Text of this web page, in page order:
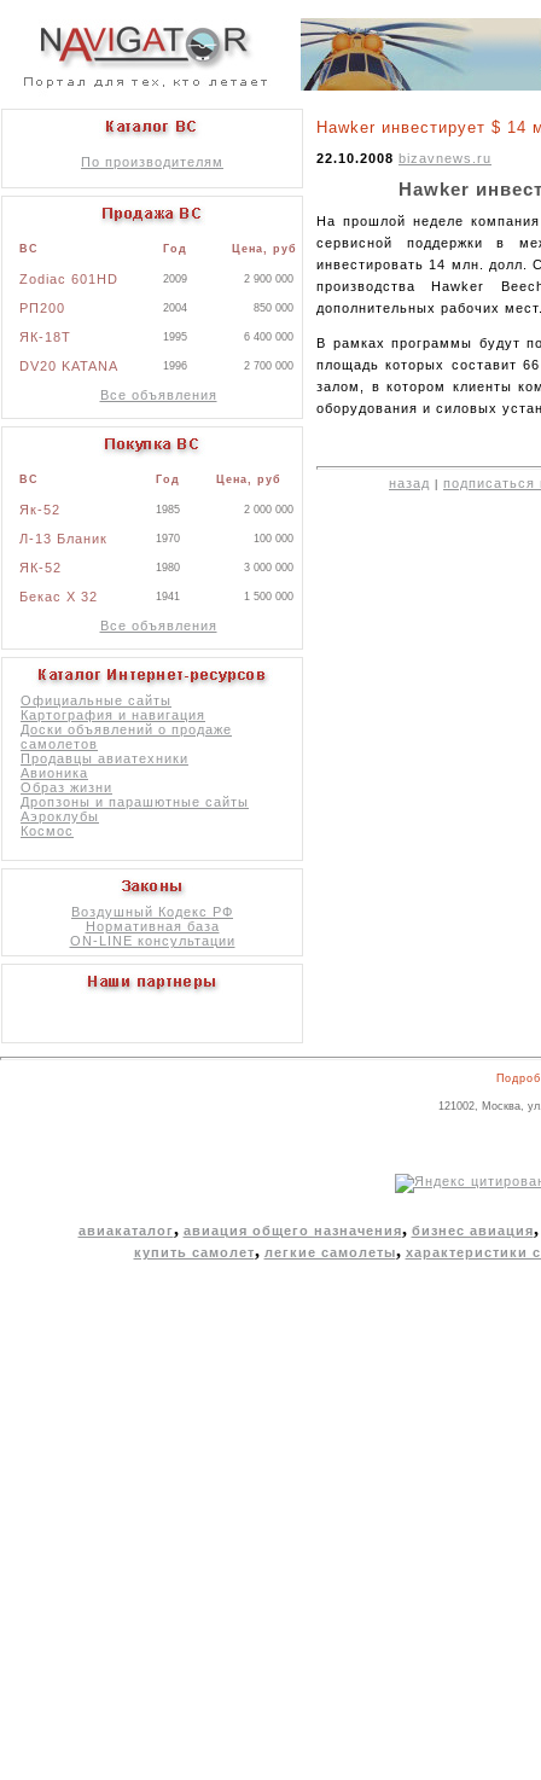
По производителям
ВС Год Цена, руб
Zodiac 601HD 2009 2 900 000
РП200 2004 850 000
ЯК-18Т 1995 6 400 000
DV20 KATANA 1996 2 700 000
Все объявления
ВС Год Цена, руб
Як-52 1985 2 000 000
Л-13 Бланик 1970 100 000
ЯК-52 1980 3 000 000
Бекас X 32 1941 1 500 000
Все объявления
Официальные сайты
Картография и навигация
Доски объявлений о продаже
самолетов
Продавцы авиатехники
Авионика
Образ жизни
Дропзоны и парашютные сайты
Аэроклубы
Космос
Воздушный Кодекс РФ
Нормативная база
ON-LINE консультации
Hawker инвестирует $ 14
22.10.2008 bizavnews.ru
Hawker
На прошлой неделе
сервисной поддержки в
инвестировать 14 млн. долл.
производства Hawker
дополнительных рабочих
В рамках программы будут
площадь которых составит
залом, в котором клиенты
оборудования и силовых
назад подписаться
121002, Москва,
авиакаталог, авиация общего назначения, бизнес авиация
купить самолет, легкие самолеты, характеристики